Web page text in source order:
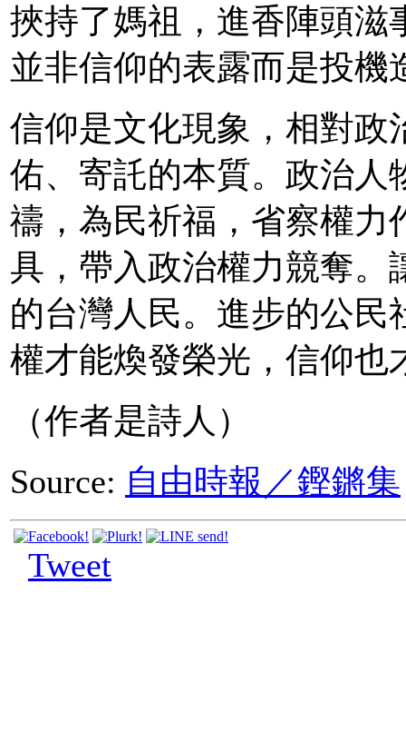
挾持了媽祖，進香陣頭滋
並非信仰的表露而是投機
信仰是文化現象，相對政
佑、寄託的本質。政治人
禱，為民祈福，省察權力
具，帶入政治權力競奪。
的台灣人民。進步的公民
權才能煥發榮光，信仰也
（作者是詩人）
Source: 自由時報／鏗鏘集
Tweet